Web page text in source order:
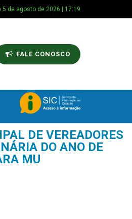
5 de agosto de 2026 | 17:19
FALE CONOSCO
DE VEREADORES
DO ANO DE
MU